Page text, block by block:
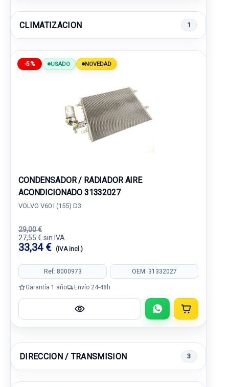
CLIMATIZACION 1
-5% USADO NOVEDAD
CONDENSADOR / RADIADOR AIRE
ACONDICIONADO 31332027
VOLVO V60 I (155) D3
29,00 €
27,55 € sin IVA.
33,34 € (IVA incl.)
Ref: 8000973 OEM: 31332027
Garantía 1 año Envío 24-48h
DIRECCION / TRANSMISION 3